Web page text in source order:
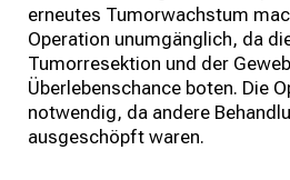
erneutes Tumorwachstum
Operation unumgänglich, da
Tumorresektion und der
Überlebenschance boten. Die
notwendig, da andere
ausgeschöpft waren.